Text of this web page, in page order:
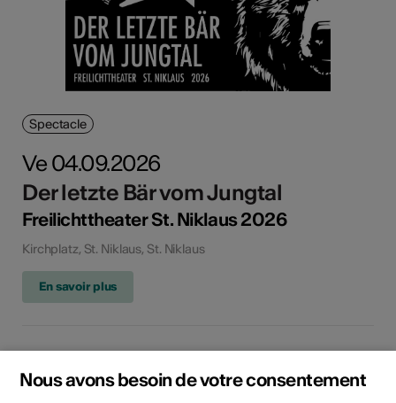
Spectacle
Ve 04.09.2026
Der letzte Bär vom Jungtal
Freilichttheater St. Niklaus 2026
Kirchplatz, St. Niklaus, St. Niklaus
En savoir plus
Nous avons besoin de votre consentement